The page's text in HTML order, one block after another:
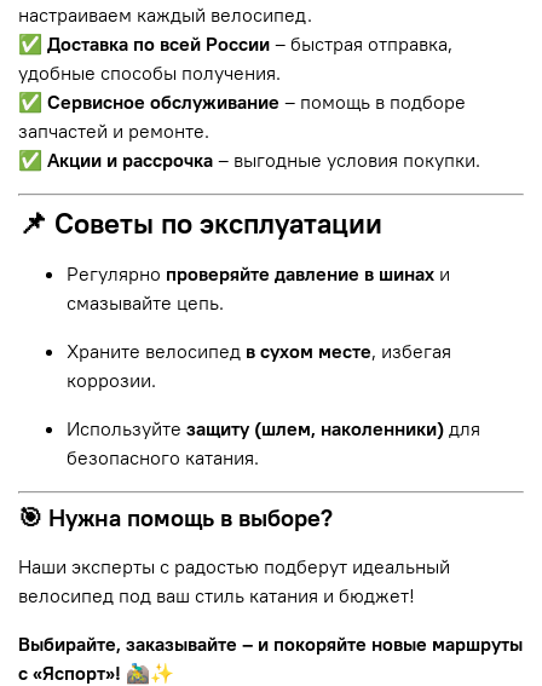
настраиваем каждый велосипед.
✅ Доставка по всей России – быстрая отправка,
удобные способы получения.
✅ Сервисное обслуживание – помощь в подборе
запчастей и ремонте.
✅ Акции и рассрочка – выгодные условия покупки.
📌 Советы по эксплуатации
Регулярно проверяйте давление в шинах и
смазывайте цепь.
Храните велосипед в сухом месте, избегая
коррозии.
Используйте защиту (шлем, наколенники) для
безопасного катания.
🎯 Нужна помощь в выборе?
Наши эксперты с радостью подберут идеальный
велосипед под ваш стиль катания и бюджет!
Выбирайте, заказывайте – и покоряйте новые маршруты
с «Яспорт»! 🚵‍♂️✨